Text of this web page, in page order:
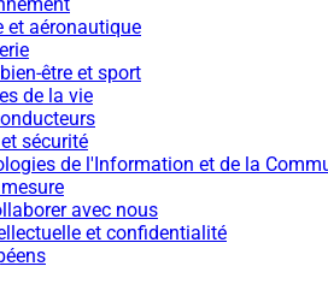
et aéronautique
être et sport
de la vie
sécurité
de l'Information et de la
avec nous
et confidentialité